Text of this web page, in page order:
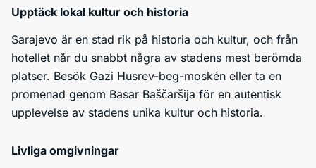
Upptäck lokal kultur och historia
Sarajevo är en stad rik på historia och kultur, och från
hotellet når du snabbt några av stadens mest berömda
platser. Besök Gazi Husrev-beg-moskén eller ta en
promenad genom Basar Baščaršija för en autentisk
upplevelse av stadens unika kultur och historia.
Livliga omgivningar